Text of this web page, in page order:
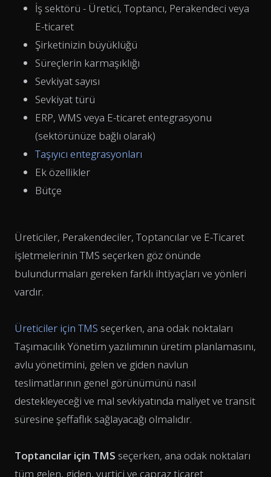
İş sektörü - Üretici, Toptancı, Perakendeci veya
E-ticaret
Şirketinizin büyüklüğü
Süreçlerin karmaşıklığı
Sevkiyat sayısı
Sevkiyat türü
ERP, WMS veya E-ticaret entegrasyonu
(sektörünüze bağlı olarak)
Taşıyıcı entegrasyonları
Ek özellikler
Bütçe
Üreticiler, Perakendeciler, Toptancılar ve E-Ticaret
işletmelerinin TMS seçerken göz önünde
bulundurmaları gereken farklı ihtiyaçları ve yönleri
vardır.
Üreticiler için TMS seçerken, ana odak noktaları
Taşımacılık Yönetim yazılımının üretim planlamasını,
avlu yönetimini, gelen ve giden navlun
teslimatlarının genel görünümünü nasıl
destekleyeceği ve mal sevkiyatında maliyet ve transit
süresine şeffaflık sağlayacağı olmalıdır.
Toptancılar için TMS seçerken, ana odak noktaları
tüm gelen, giden, yurtiçi ve çapraz ticaret